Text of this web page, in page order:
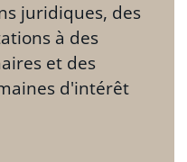
juridiques, des
à des
et des
d'intérêt